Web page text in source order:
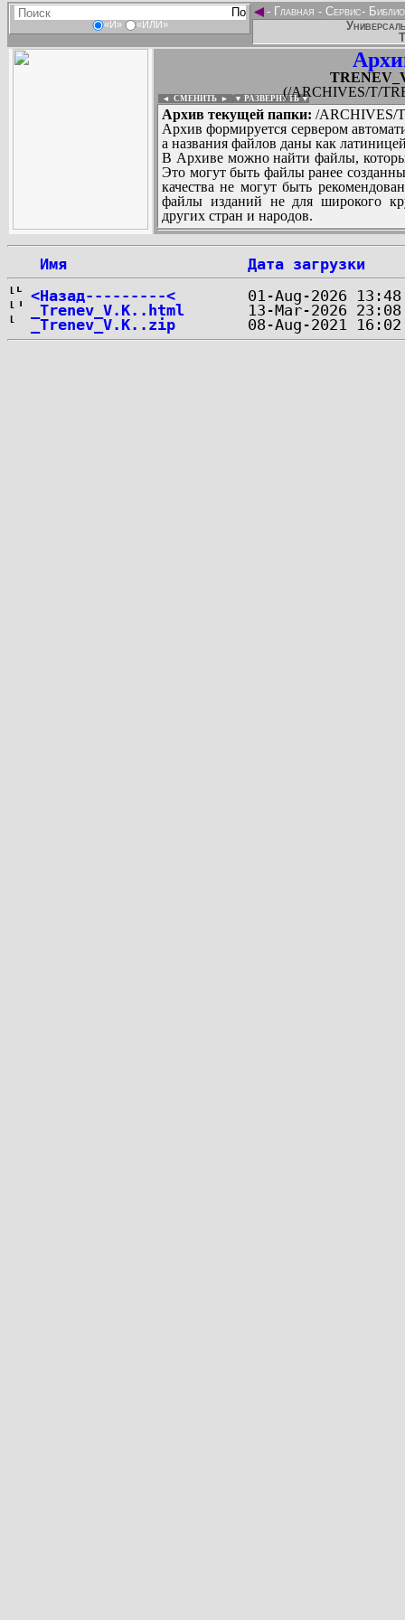
«И» «ИЛИ»
◄- Главная - Сервис-
(/ARCHIVES/T/
◄ СМЕНИТЬ ► ▼ РАЗВЕРНУТЬ ▼
Архив текущей папки: /ARCHIVES/
Архив формируется сервером
а названия файлов даны как
В Архиве можно найти файлы,
Это могут быть файлы ранее
качества не могут быть
файлы изданий не для широкого
других стран и народов.
Имя
Дата загрузки
<Назад---------<
_Trenev_V.K..html
_Trenev_V.K..zip